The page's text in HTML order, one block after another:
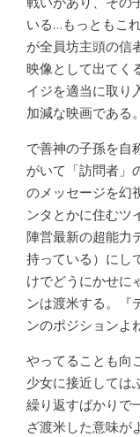
いる…もっともこ
が全員坊主頭の信
映像として出てく
イジを適当に取り
加減な映画である。
で善神の子孫を自
がいて「訪問者」
のメッセージを幻
ンタとかに住むツ
陣営最新の超能力
持っている）にし
けでどうにかせに
ンは渡米する。『
ンのポジションよ
やってることも向
少女に接近しては
繰り返すばかりで
ざ渡米した意味が